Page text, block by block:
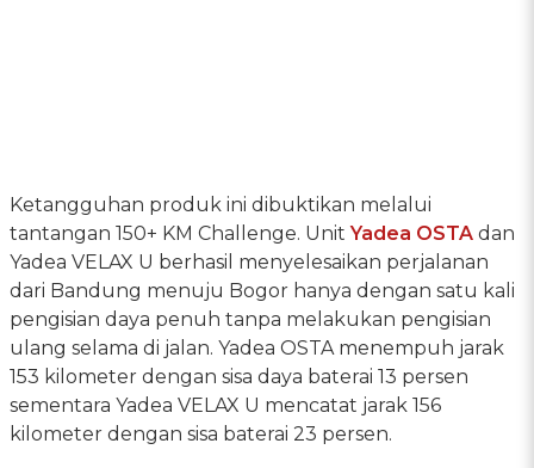
Ketangguhan produk ini dibuktikan melalui
tantangan 150+ KM Challenge. UnitYadea OSTA dan
Yadea VELAX U berhasil menyelesaikan perjalanan
dari Bandung menuju Bogor hanya dengan satu kali
pengisian daya penuh tanpa melakukan pengisian
ulang selama di jalan. Yadea OSTA menempuh jarak
153 kilometer dengan sisa daya baterai 13 persen
sementara Yadea VELAX U mencatat jarak 156
kilometer dengan sisa baterai 23 persen.